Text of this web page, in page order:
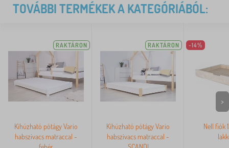
TOVÁBBI TERMÉKEK A KATEGÓRIÁBÓL:
RAKTÁRON
Kihúzható pótágy Vario
habszivacs matraccal -
RAKTÁRON
Kihúzható pótágy Vario
habszivacs matraccal -
-14%
Nell fiók
>